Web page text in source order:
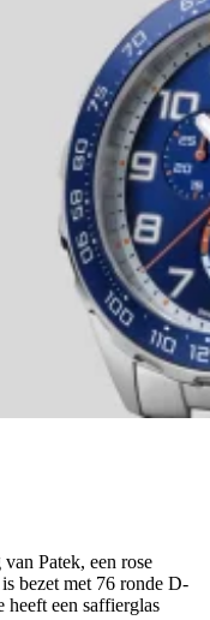
Patek, een rose
bezet met 76 ronde D-
heeft een saffierglas